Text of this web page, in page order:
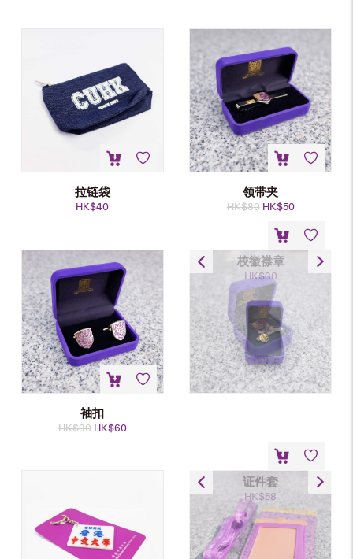
拉链袋
HK$40
领带夹
HK$80 原
为：
HK$80。
HK$50当
为：
HK$50。
袖扣
HK$90 原
HK$60当
校徽襟章
HK$30
证件套
HK$58